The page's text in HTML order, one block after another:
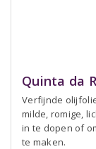
Quinta da
Verfijnde
milde, romige,
in te dopen of
te maken.